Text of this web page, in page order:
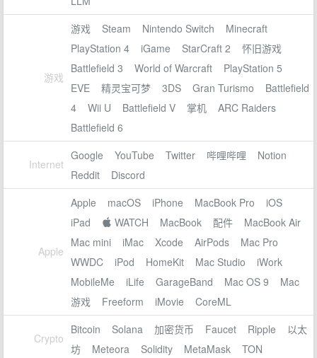
游戏
游戏 Steam Nintendo Switch
Minecraft
PlayStation 4
iGame StarCraft 2
怀旧游戏
Battlefield 3
World of Warcraft
PlayStation 5
EVE
精灵宝可梦 3DS Gran Turismo
Battlefield
4
Wii U Battlefield V 掌机
ARC Raiders
Battlefield 6
Internet
Google YouTube Twitter 哔哩哔哩
Notion
Reddit
Discord
Apple
Apple macOS iPhone MacBook Pro
iOS
iPad
 WATCH MacBook 配件
MacBook Air
Mac mini
iMac Xcode AirPods
Mac Pro
WWDC
iPod HomeKit Mac Studio
iWork
MobileMe
iLife GarageBand Mac OS 9
Mac
游戏
Freeform iMovie CoreML
Crypto
Bitcoin Solana 加密货币 Faucet Ripple
以太
坊
Meteora Solidity MetaMask TON